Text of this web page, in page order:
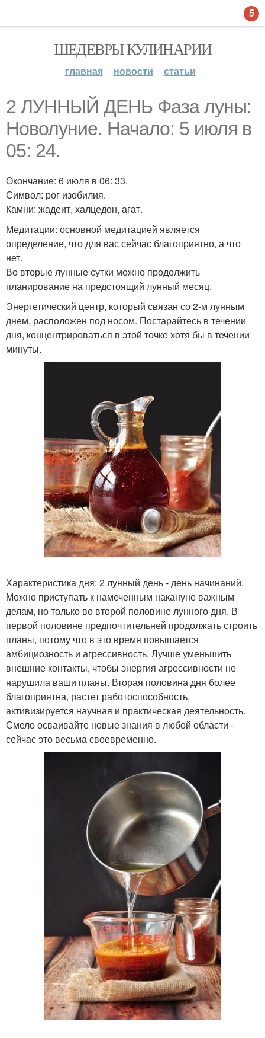
ШЕДЕВРЫ КУЛИНАРИИ
главная новости статьи
2 ЛУННЫЙ ДЕНЬ Фаза луны:
Новолуние. Начало: 5 июля в
05: 24.
Окончание: 6 июля в 06: 33.
Символ: рог изобилия.
Камни: жадеит, халцедон, агат.
Медитации: основной медитацией является
определение, что для вас сейчас благоприятно, а что
нет.
Во вторые лунные сутки можно продолжить
планирование на предстоящий лунный месяц.
Энергетический центр, который связан со 2-м лунным
днем, расположен под носом. Постарайтесь в течении
дня, концентрироваться в этой точке хотя бы в течении
минуты.
Характеристика дня: 2 лунный день - день начинаний.
Можно приступать к намеченным накануне важным
делам, но только во второй половине лунного дня. В
первой половине предпочтительней продолжать строить
планы, потому что в это время повышается
амбициозность и агрессивность. Лучше уменьшить
внешние контакты, чтобы энергия агрессивности не
нарушила ваши планы. Вторая половина дня более
благоприятна, растет работоспособность,
активизируется научная и практическая деятельность.
Смело осваивайте новые знания в любой области -
сейчас это весьма своевременно.
5